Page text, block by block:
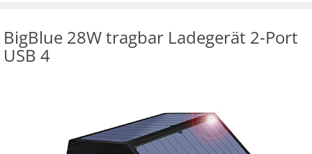
BigBlue 28W tragbar Ladegerät 2-Port
USB 4